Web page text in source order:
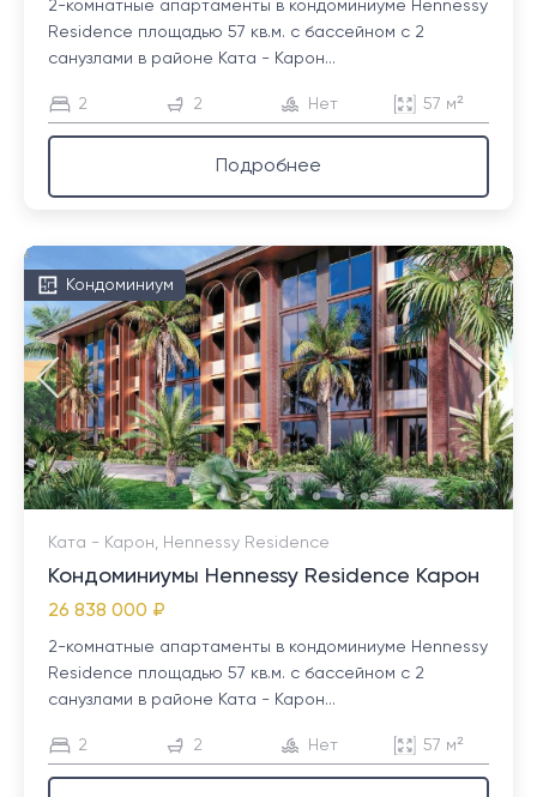
2-комнатные апартаменты в кондоминиуме Hennessy
Residence площадью 57 кв.м. с бассейном с 2
санузлами в районе Ката - Карон...
2 2 Нет 57 м²
Подробнее
Кондоминиум
Ката - Карон, Hennessy Residence
Кондоминиумы Hennessy Residence Карон
26 838 000 ₽
2-комнатные апартаменты в кондоминиуме Hennessy
Residence площадью 57 кв.м. с бассейном с 2
санузлами в районе Ката - Карон...
2 2 Нет 57 м²